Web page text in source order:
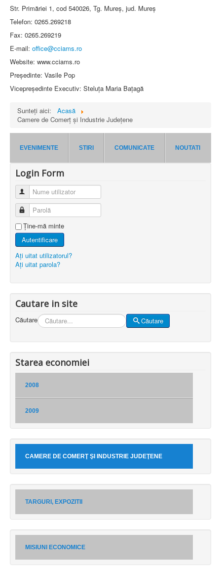
Str. Primăriei 1, cod 540026, Tg. Mureş, jud. Mureş
Telefon: 0265.269218
Fax: 0265.269219
E-mail: office@cciams.ro
Website: www.cciams.ro
Preşedinte: Vasile Pop
Vicepreşedinte Executiv: Steluţa Maria Baţagă
Sunteți aici:
Acasă
Camere de Comerţ şi Industrie Judeţene
EVENIMENTE STIRI COMUNICATE NOUTATI
Login Form
Nume utilizator
Parolă
Ţine-mă minte
Autentificare
Aţi uitat utilizatorul?
Aţi uitat parola?
Cautare in site
Căutare Căutare
Starea economiei
2008
2009
CAMERE DE COMERŢ ŞI INDUSTRIE JUDEŢENE
TARGURI, EXPOZITII
MISIUNI ECONOMICE